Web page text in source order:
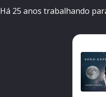
Há 25 anos trabalhando